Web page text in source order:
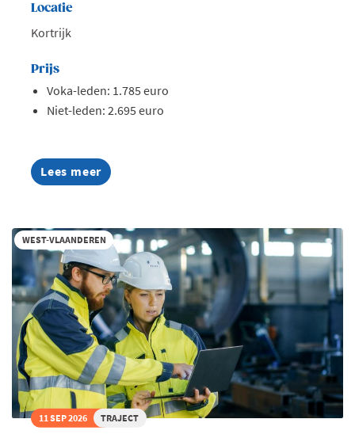
Locatie
Kortrijk
Prijs
Voka-leden: 1.785 euro
Niet-leden: 2.695 euro
Lees meer
about
AI
2026
WEST-VLAANDEREN
11 SEP 2026 TRAJECT